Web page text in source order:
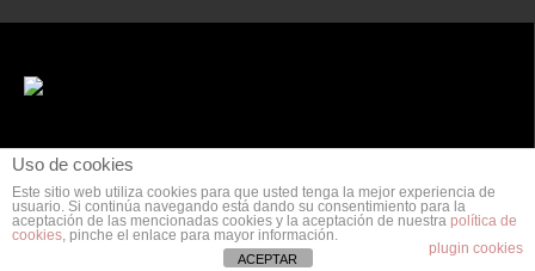
POLÍTICA DE PRIVACIDAD AVISO LEGAL POLÍTICA DE COOKIES
Uso de cookies
Este sitio web utiliza cookies para que usted tenga la mejor experiencia de
usuario. Si continúa navegando está dando su consentimiento para la
aceptación de las mencionadas cookies y la aceptación de nuestra política de
cookies, pinche el enlace para mayor información.
plugin cookies
ACEPTAR